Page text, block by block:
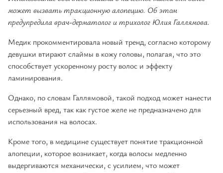
может вызвать тракционную алопецию. Об этом
предупредила врач-дерматолог и трихолог Юлия Галлямова.
Медик прокомментировала новый тренд, согласно которому
девушки втирают слаймы в кожу головы, полагая, что это
способствует ускоренному росту волос и эффекту
ламинирования.
Однако, по словам Галлямовой, такой подход может нанести
серьезный вред, так как густое желе не предназначено для
использования на волосах.
Кроме того, в медицине существует понятие тракционной
алопеции, которое возникает, когда волосы медленно
выдергиваются механически, с усилием, что может